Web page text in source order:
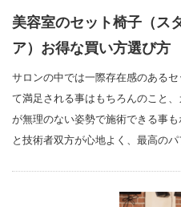
美容室のセット椅子（ス
ア）お得な買い方選び方
サロンの中では一際存在感のある
て満足される事はもちろんのこと
が無理のない姿勢で施術できる事
と技術者双方が心地よく、最高の